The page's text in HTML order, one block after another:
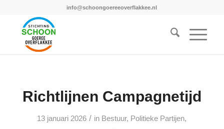
info@schoongoereeoverflakkee.nl
Richtlijnen Campagnetijd
13 januari 2026 / in Bestuur, Politieke Partijen,